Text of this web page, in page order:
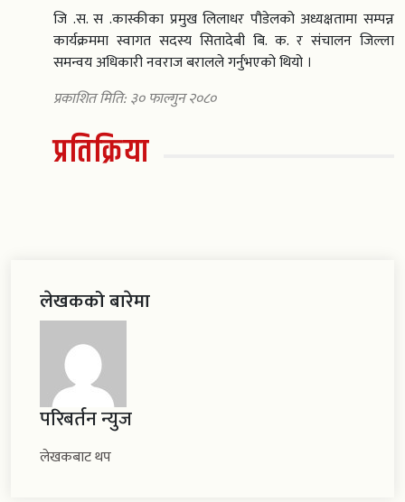
जि .स. स .कास्कीका प्रमुख लिलाधर पौडेलको अध्यक्षतामा सम्पन्न
कार्यक्रममा स्वागत सदस्य सितादेबी बि. क. र संचालन जिल्ला
समन्वय अधिकारी नवराज बरालले गर्नुभएको थियो ।
प्रकाशित मिति: ३० फाल्गुन २०८०
प्रतिक्रिया
लेखकको बारेमा
परिबर्तन न्युज
लेखकबाट थप